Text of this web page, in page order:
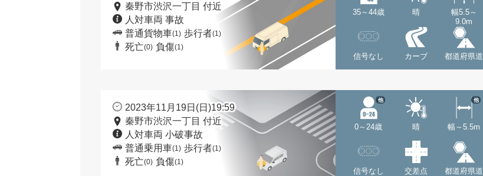
秦野市渋沢一丁目 付近
人対車両 事故
普通貨物車(1) 歩行者(1)
死亡(0) 負傷(1)
35～44歳 晴
幅5.5～
9.0m
信号なし カーブ 都道府県道
2023年11月19日(日)19:59
秦野市渋沢一丁目 付近
人対車両 小破事故
普通乗用車(1) 歩行者(1)
死亡(0) 負傷(1)
0～24歳
他
晴 幅～5.5m
他
信号なし 交差点 都道府県道